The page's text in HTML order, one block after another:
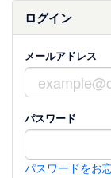
ログイン
メールアドレス
パスワード
パスワードをお